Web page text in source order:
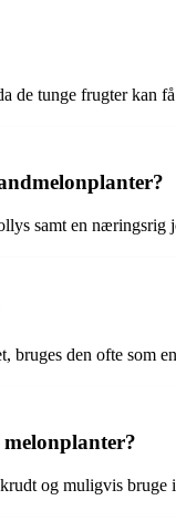
de tunge frugter kan
samt en næringsrig
bruges den ofte som
og muligvis bruge